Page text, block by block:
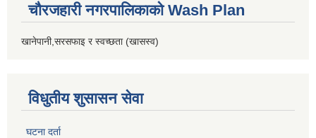
चौरजहारी नगरपालिकाको Wash Plan
खानेपानी,सरसफाइ र स्वच्छता (खासस्व)
विधुतीय शुसासन सेवा
घटना दर्ता